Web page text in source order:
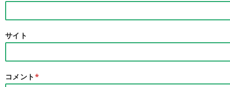
サイト
コメント*